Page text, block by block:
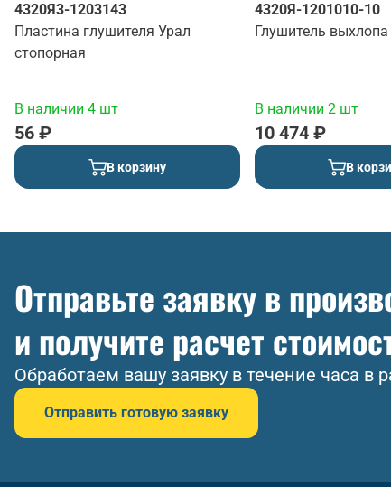
4320Я3-1203143
Пластина глушителя Урал
стопорная
В наличии 4 шт
56 ₽
В корзину
4320Я-1201010-10
Глушитель выхлопа
В наличии 2 шт
10 474 ₽
В
Отправьте заявку в
и получите расчет
Обработаем вашу заявку в течение часа в
Отправить готовую заявку